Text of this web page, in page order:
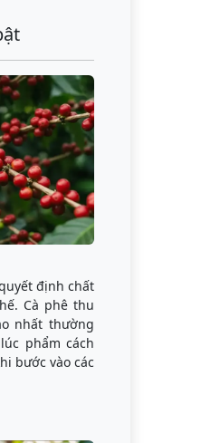
định chất
Cà phê thu
nhất thường
phẩm cách
bước vào các